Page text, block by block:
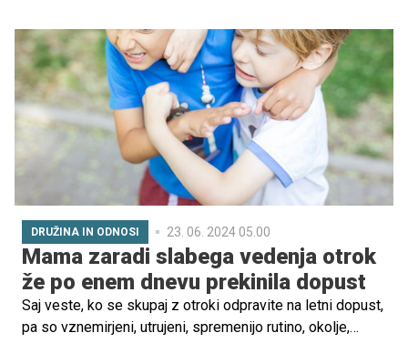
otrokovih bralnih veščin, domišljije in osebnosti. Prave
knjige pa lahko vse to še dodatno poglobijo. Obstajajo
namreč brezčasne zgodbe in klasike, ki ste jih brali že vi
in imajo zaradi tega moč, da vas popeljejo v brezskrbno
otroštvo. Čeprav so stare, imajo moč, da otrokom predajo
dragocene življenjske lekcije, ki bodo ostale z njim do
konca življenja. Preverite nabor 5 otroških knjig, ki se že
leta prenašajo iz generacije v generacijo in še dolgo ne
bodo šle v pozabo.
DRUŽINA IN ODNOSI 23. 06. 2024 05.00
Mama zaradi slabega vedenja otrok
že po enem dnevu prekinila dopust
Saj veste, ko se skupaj z otroki odpravite na letni dopust,
pa so vznemirjeni, utrujeni, spremenijo rutino, okolje,